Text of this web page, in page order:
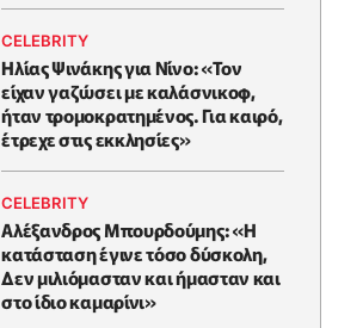
CELEBRITY
Ηλίας Ψινάκης για Νίνο: «Τον
είχαν γαζώσει με καλάσνικοφ,
ήταν τρομοκρατημένος. Για καιρό,
έτρεχε στις εκκλησίες»
CELEBRITY
Αλέξανδρος Μπουρδούμης: «Η
κατάσταση έγινε τόσο δύσκολη,
Δεν μιλιόμασταν και ήμασταν και
στο ίδιο καμαρίνι»